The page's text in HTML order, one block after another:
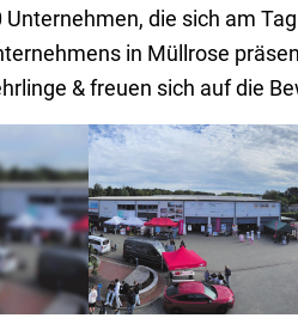
Unternehmen, die sich am
in Müllrose
& freuen sich auf die